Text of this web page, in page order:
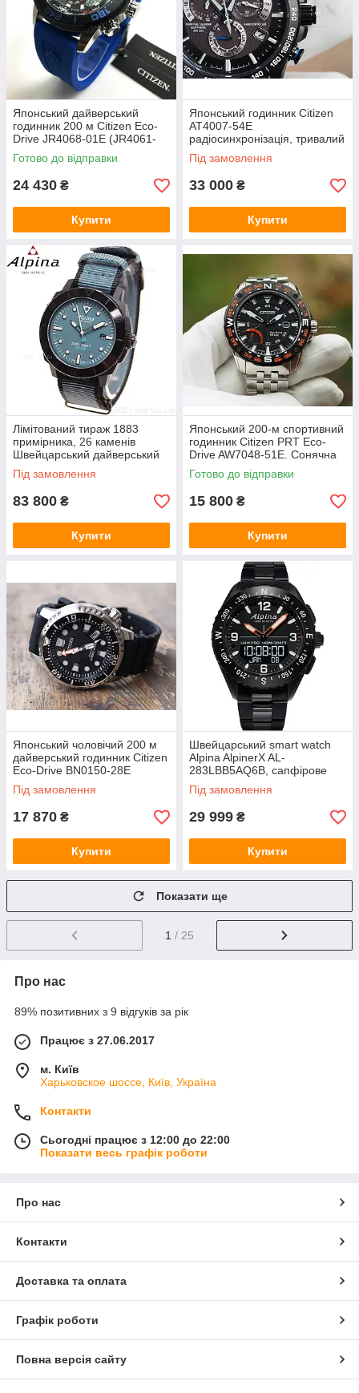
Японський дайверський
годинник 200 м Citizen Eco-
Drive JR4068-01E (JR4061-
18E). 2 таймери/будильники,
світовий час
Готово до відправки
24 430 ₴
Купити
Японський годинник Citizen
AT4007-54E
радіосинхронізація, тривалий
календар, сонячна батарея,
сапфір, тахіметр
Під замовлення
33 000 ₴
Купити
Лімітований тираж 1883
примірника, 26 каменів
Швейцарський дайверський
300 м годинник AL-
525LNB4VG6BLK сапфір
Під замовлення
83 800 ₴
Купити
Японський 200-м спортивний
годинник Citizen PRT Eco-
Drive AW7048-51E. Сонячна
батарея, покажчик рівня
заряду
Готово до відправки
15 800 ₴
Купити
Японський чоловічий 200 м
дайверський годинник Citizen
Eco-Drive BN0150-28E
(BN0150-10E/NY0040-09EE).
Сонячна батарея
Під замовлення
17 870 ₴
Купити
Швейцарський smart watch
Alpina AlpinerX AL-
283LBB5AQ6B, сапфірове
скло, розумний годинник
Під замовлення
29 999 ₴
Купити
Показати ще
1 / 25
Про нас
89% позитивних з 9 відгуків за рік
Працює з 27.06.2017
м. Київ
Харьковское шоссе, Київ, Україна
Контакти
Сьогодні працює з 12:00 до 22:00
Показати весь графік роботи
Про нас
Контакти
Доставка та оплата
Графік роботи
Повна версія сайту